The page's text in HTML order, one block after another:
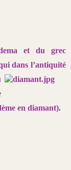
et du grec
dans l’antiquité
en diamant).